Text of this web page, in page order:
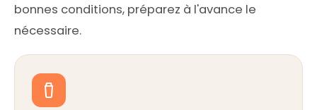
bonnes conditions, préparez à l'avance le
nécessaire.